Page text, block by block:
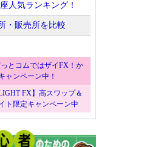
人気ランキング！
・販売所を比較
とコムではザイFX！か
ャンペーン中！
FX】高スワップ＆
ト限定キャンペーン中